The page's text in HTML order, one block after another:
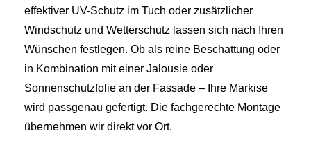
effektiver UV-Schutz im Tuch oder zusätzlicher
Windschutz und Wetterschutz lassen sich nach Ihren
Wünschen festlegen. Ob als reine Beschattung oder
in Kombination mit einer Jalousie oder
Sonnenschutzfolie an der Fassade – Ihre Markise
wird passgenau gefertigt. Die fachgerechte Montage
übernehmen wir direkt vor Ort.